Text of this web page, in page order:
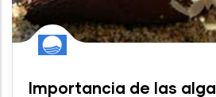
Importancia de las